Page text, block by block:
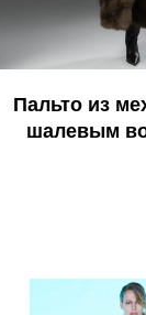
Пальто из
шалевым